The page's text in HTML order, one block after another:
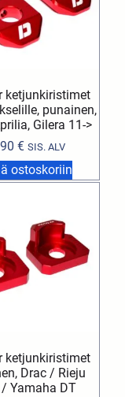
ketjunkiristimet
punainen,
Gilera 11->
€ SIS. ALV
ostoskoriin
ketjunkiristimet
Drac / Rieju
/ Yamaha DT